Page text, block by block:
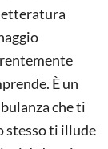
È un
che ti
stesso ti illude